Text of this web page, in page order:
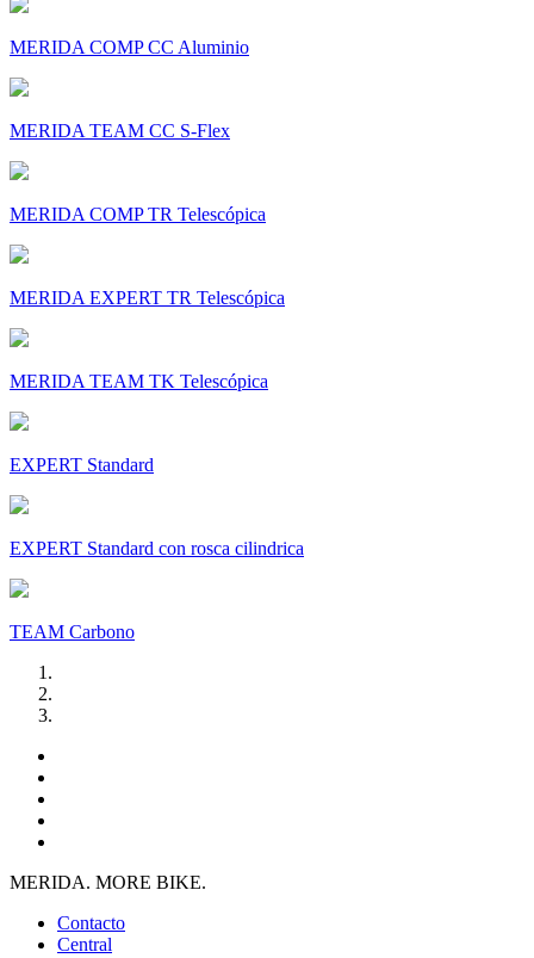
MERIDA COMP CC Aluminio
MERIDA TEAM CC S-Flex
MERIDA COMP TR Telescópica
MERIDA EXPERT TR Telescópica
MERIDA TEAM TK Telescópica
EXPERT Standard
EXPERT Standard con rosca cilindrica
TEAM Carbono
MERIDA. MORE BIKE.
Contacto
Central